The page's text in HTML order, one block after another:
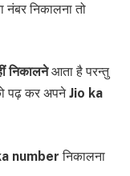
निकालना तो
निकालनेआता है परन्तु
पढ़ कर अपनेJio ka
numberनिकालना